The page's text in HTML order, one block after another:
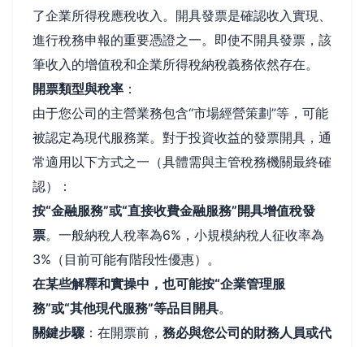
了企業所得稅應稅收入。開具發票是確認收入實現、
進行稅務申報的重要憑證之一。即使不開具發票，該
筆收入的增值稅和企業所得稅納稅義務依然存在。
開票類型與稅率 ：
由于您公司的主營業務包含“市場經營策劃”等，可能
被認定為現代服務業。對于投資收益的發票開具，通
常適用以下方式之一（具體需與主管稅務機關最終確
認）：
按“金融服務”或“直接收費金融服務”開具增值稅發
票。一般納稅人稅率為6%，小規模納稅人征收率為
3%（目前可能有階段性優惠）。
在某些解釋和實操中，也可能按“企業管理服
務”或“其他現代服務”等品目開具。
關鍵步驟 ：在開票前， 務必與您公司的財務人員或代